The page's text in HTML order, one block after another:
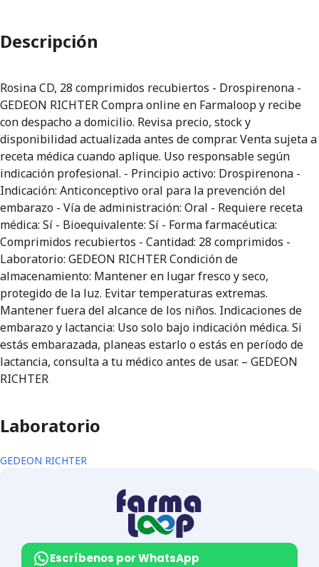
Descripción
Rosina CD, 28 comprimidos recubiertos - Drospirenona -
GEDEON RICHTER Compra online en Farmaloop y recibe
con despacho a domicilio. Revisa precio, stock y
disponibilidad actualizada antes de comprar. Venta sujeta a
receta médica cuando aplique. Uso responsable según
indicación profesional. - Principio activo: Drospirenona -
Indicación: Anticonceptivo oral para la prevención del
embarazo - Vía de administración: Oral - Requiere receta
médica: Sí - Bioequivalente: Sí - Forma farmacéutica:
Comprimidos recubiertos - Cantidad: 28 comprimidos -
Laboratorio: GEDEON RICHTER Condición de
almacenamiento: Mantener en lugar fresco y seco,
protegido de la luz. Evitar temperaturas extremas.
Mantener fuera del alcance de los niños. Indicaciones de
embarazo y lactancia: Uso solo bajo indicación médica. Si
estás embarazada, planeas estarlo o estás en período de
lactancia, consulta a tu médico antes de usar. – GEDEON
RICHTER
Laboratorio
GEDEON RICHTER
Escríbenos por WhatsApp